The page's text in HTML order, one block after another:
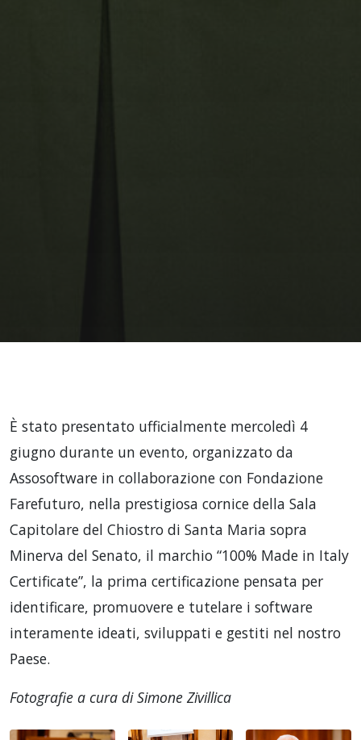
È stato presentato ufficialmente mercoledì 4
giugno durante un evento, organizzato da
Assosoftware in collaborazione con Fondazione
Farefuturo, nella prestigiosa cornice della Sala
Capitolare del Chiostro di Santa Maria sopra
Minerva del Senato, il marchio “100% Made in Italy
Certificate”, la prima certificazione pensata per
identificare, promuovere e tutelare i software
interamente ideati, sviluppati e gestiti nel nostro
Paese.
Fotografie a cura di Simone Zivillica